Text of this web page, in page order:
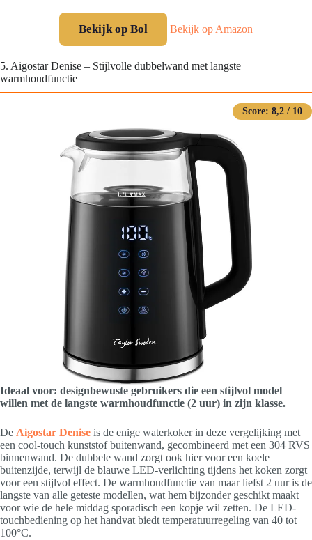
Bekijk op Bol Bekijk op Amazon
5. Aigostar Denise – Stijlvolle dubbelwand met langste
warmhoudfunctie
Score: 8,2 / 10
Ideaal voor: designbewuste gebruikers die een stijlvol model
willen met de langste warmhoudfunctie (2 uur) in zijn klasse.
De Aigostar Denise is de enige waterkoker in deze vergelijking met
een cool-touch kunststof buitenwand, gecombineerd met een 304 RVS
binnenwand. De dubbele wand zorgt ook hier voor een koele
buitenzijde, terwijl de blauwe LED-verlichting tijdens het koken zorgt
voor een stijlvol effect. De warmhoudfunctie van maar liefst 2 uur is de
langste van alle geteste modellen, wat hem bijzonder geschikt maakt
voor wie de hele middag sporadisch een kopje wil zetten. De LED-
touchbediening op het handvat biedt temperatuurregeling van 40 tot
100°C.